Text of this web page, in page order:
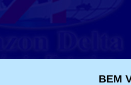
BEM VINDO A